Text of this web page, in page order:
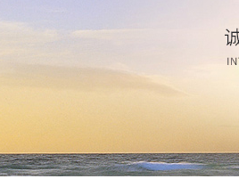
安全胶带 2020-09-04